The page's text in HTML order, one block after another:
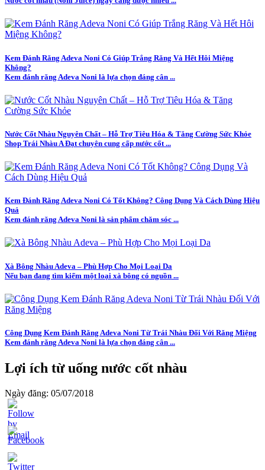
Kem Đánh Răng Adeva Noni Có Giúp Trắng Răng Và Hết Hôi Miệng
Không?
Kem đánh răng Adeva Noni là lựa chọn đáng cân ...
Nước Cốt Nhàu Nguyên Chất – Hỗ Trợ Tiêu Hóa & Tăng Cường Sức Khỏe
Shop Trái Nhàu A Đạt chuyên cung cấp nước cốt ...
Kem Đánh Răng Adeva Noni Có Tốt Không? Công Dụng Và Cách Dùng Hiệu
Quả
Kem đánh răng Adeva Noni là sản phẩm chăm sóc ...
Xà Bông Nhàu Adeva – Phù Hợp Cho Mọi Loại Da
Nếu bạn đang tìm kiếm một loại xà bông có nguồn ...
Công Dụng Kem Đánh Răng Adeva Noni Từ Trái Nhàu Đối Với Răng Miệng
Kem đánh răng Adeva Noni là lựa chọn đáng cân ...
Lợi ích từ uống nước cốt nhàu
Ngày đăng: 05/07/2018